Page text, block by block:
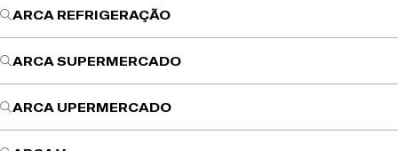
ARCA REFRIGERAÇÃO
ARCA SUPERMERCADO
ARCA UPERMERCADO